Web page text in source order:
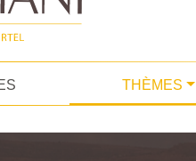
THÈMES